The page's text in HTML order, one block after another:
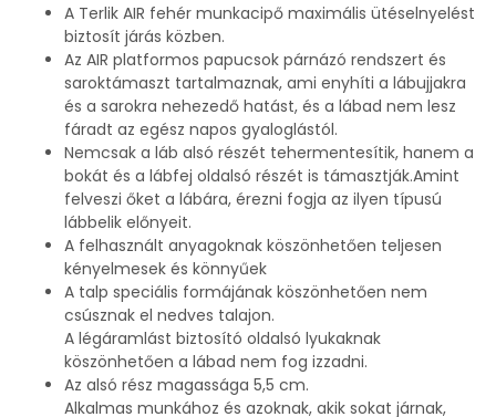
A Terlik AIR fehér munkacipő maximális ütéselnyelést
biztosít járás közben.
Az AIR platformos papucsok párnázó rendszert és
saroktámaszt tartalmaznak, ami enyhíti a lábujjakra
és a sarokra nehezedő hatást, és a lábad nem lesz
fáradt az egész napos gyaloglástól.
Nemcsak a láb alsó részét tehermentesítik, hanem a
bokát és a lábfej oldalsó részét is támasztják.Amint
felveszi őket a lábára, érezni fogja az ilyen típusú
lábbelik előnyeit.
A felhasznált anyagoknak köszönhetően teljesen
kényelmesek és könnyűek
A talp speciális formájának köszönhetően nem
csúsznak el nedves talajon.
A légáramlást biztosító oldalsó lyukaknak
köszönhetően a lábad nem fog izzadni.
Az alsó rész magassága 5,5 cm.
Alkalmas munkához és azoknak, akik sokat járnak,